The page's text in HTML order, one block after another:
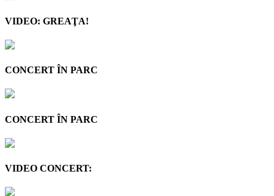
VIDEO: GREAŢA!
CONCERT ÎN PARC
CONCERT ÎN PARC
VIDEO CONCERT: